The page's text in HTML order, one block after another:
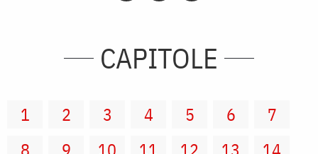
CAPITOLE
1 2 3 4 5 6
7